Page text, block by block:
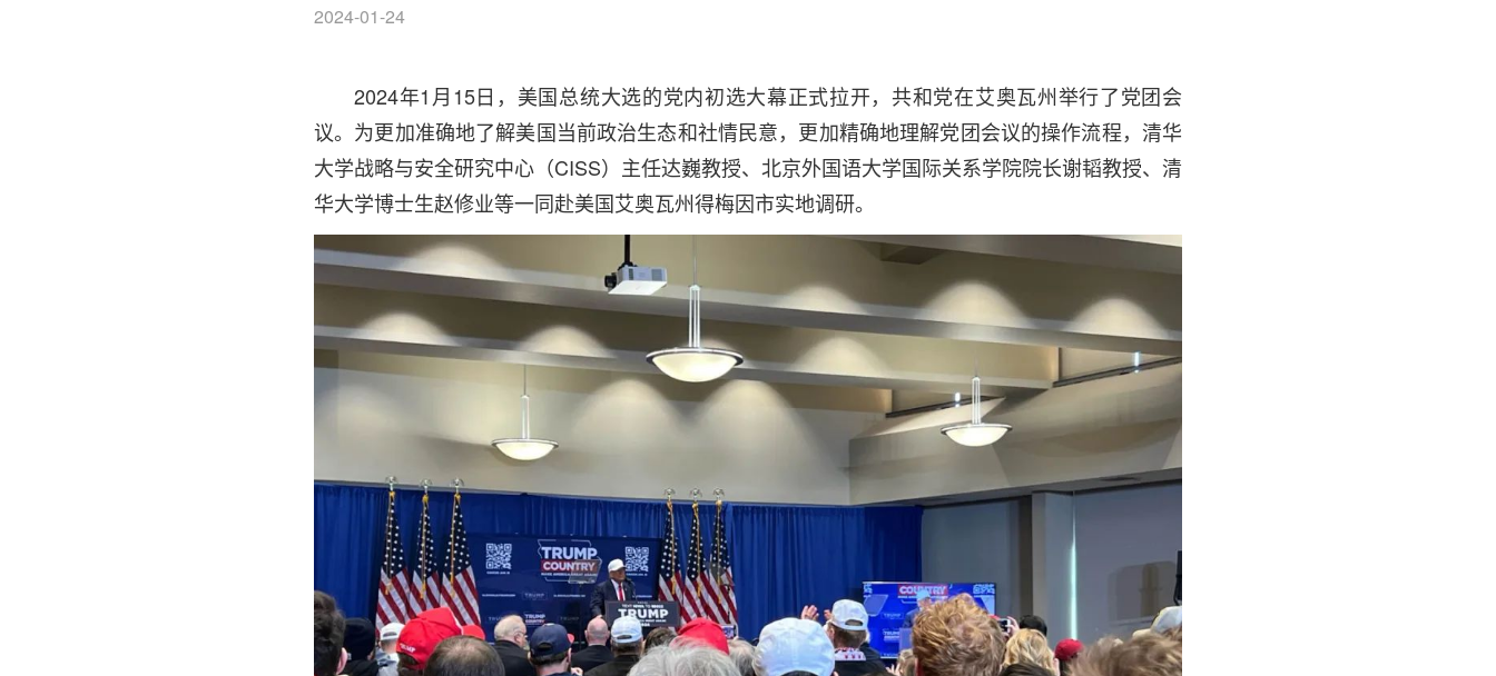
2024-01-24
2024年1月15日，美国总统大选的党内初选大幕正式拉开，共和党在艾奥瓦州举行了党团会
议。为更加准确地了解美国当前政治生态和社情民意，更加精确地理解党团会议的操作流程，清华
大学战略与安全研究中心（CISS）主任达巍教授、北京外国语大学国际关系学院院长谢韬教授、清
华大学博士生赵修业等一同赴美国艾奥瓦州得梅因市实地调研。